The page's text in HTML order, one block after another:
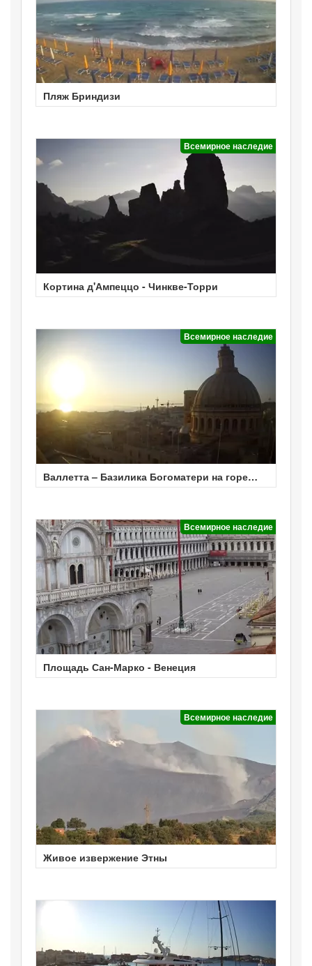
Пляж Бриндизи
Всемирное наследие
Кортина д'Ампеццо - Чинкве-Торри
Всемирное наследие
Валлетта – Базилика Богоматери на горе
Кармель
Всемирное наследие
Площадь Сан-Марко - Венеция
Всемирное наследие
Живое извержение Этны